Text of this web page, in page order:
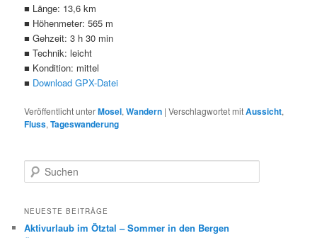
■ Länge: 13,6 km
■ Höhenmeter: 565 m
■ Gehzeit: 3 h 30 min
■ Technik: leicht
■ Kondition: mittel
■ Download GPX-Datei
Veröffentlicht unterMosel,Wandern |Verschlagwortet mitAussicht,
Fluss,Tageswanderung
u
h
n
NEUESTE BEITRÄGE
Aktivurlaub im Ötztal – Sommer in den Bergen